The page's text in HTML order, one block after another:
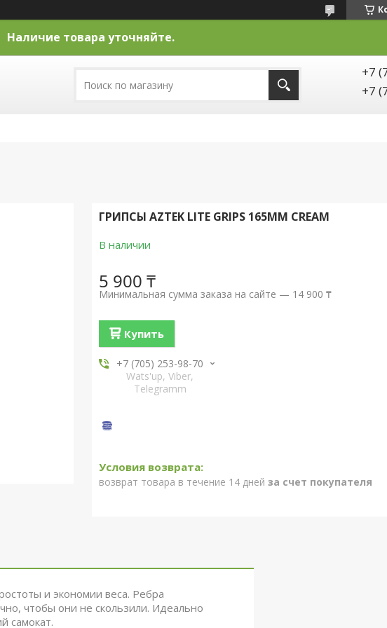
Наличие товара уточняйте.
+7
+7
ГРИПСЫ AZTEK LITE GRIPS 165MM CREAM
В наличии
5 900 ₸
Минимальная сумма заказа на сайте — 14 900 ₸
Купить
+7 (705) 253-98-70
Wats'up, Viber,
Telegramm
возврат товара в течение 14 дней за счет покупателя
и экономии веса. Ребра
чтобы они не скользили. Идеально
самокат.